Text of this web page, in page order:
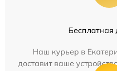
Бесплатная
Наш курьер в
доставит ваше